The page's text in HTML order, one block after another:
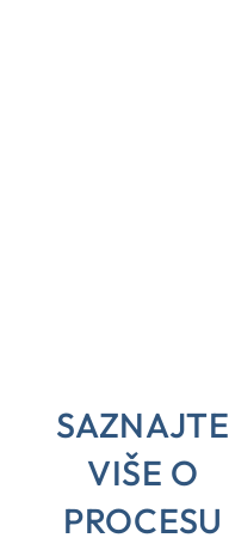
SAZNAJTE
VIŠE O
PROCESU